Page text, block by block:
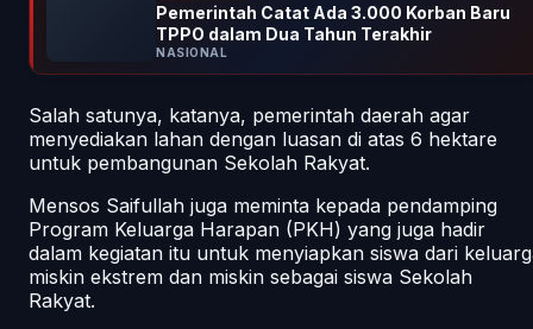
Pemerintah Catat Ada 3.000 Korban Baru
TPPO dalam Dua Tahun Terakhir
NASIONAL
Salah satunya, katanya, pemerintah daerah agar
menyediakan lahan dengan luasan di atas 6 hektare
untuk pembangunan Sekolah Rakyat.
Mensos Saifullah juga meminta kepada pendamping
Program Keluarga Harapan (PKH) yang juga hadir
dalam kegiatan itu untuk menyiapkan siswa dari
miskin ekstrem dan miskin sebagai siswa Sekolah
Rakyat.